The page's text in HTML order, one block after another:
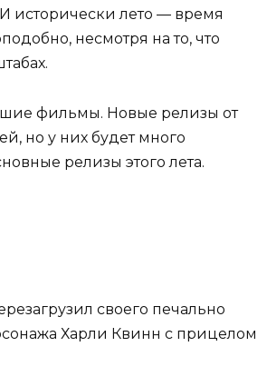
исторически лето — время
несмотря на то, что
фильмы. Новые релизы от
но у них будет много
релизы этого лета.
своего печально
Харли Квинн с прицелом